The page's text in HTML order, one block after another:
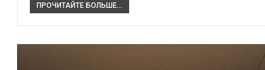
ПРОЧИТАЙТЕ БОЛЬШЕ...